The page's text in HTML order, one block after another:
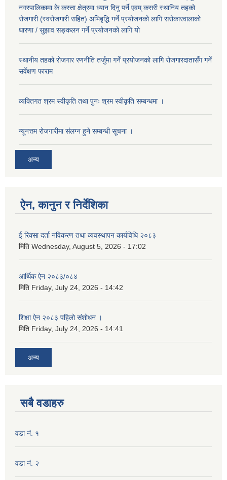
नगरपालिकामा के कस्ता क्षेत्रमा ध्यान दिनु पर्ने एवम् कसरी स्थानिय तहको
रोजगारी (स्वरोजगारी सहित) अभिबृद्धि गर्ने प्रयोजनको लागि सरोकारवालाको
धारणा / सुझाव सङ्कलन गर्ने प्रयोजनको लागि यो
स्थानीय तहको रोजगार रणनीति तर्जुमा गर्ने प्रयोजनको लागि रोजगारदातासँग गर्ने
सर्वेक्षण फाराम
व्यक्तिगत श्रम स्वीकृति तथा पुनः श्रम स्वीकृति सम्बन्धमा ।
न्यूनत्तम रोजगारीमा संलग्न हुने सम्बन्धी सूचना ।
अन्य
ऐन, कानुन र निर्देशिका
ई रिक्सा दर्ता नविकरण तथा व्यवस्थापन कार्यविधि २०८३
मिति Wednesday, August 5, 2026 - 17:02
आर्थिक ऐन २०८३/०८४
मिति Friday, July 24, 2026 - 14:42
शिक्षा ऐन २०८३ पहिलो संशोधन ।
मिति Friday, July 24, 2026 - 14:41
अन्य
सबै वडाहरु
वडा नं. १
वडा नं. २